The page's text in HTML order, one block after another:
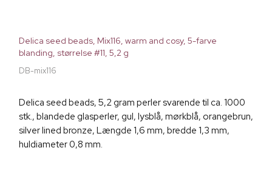
Delica seed beads, Mix116, warm and cosy, 5-farve
blanding, størrelse #11, 5,2 g
DB-mix116
Delica seed beads, 5,2 gram perler svarende til ca. 1000
stk., blandede glasperler, gul, lysblå, mørkblå, orangebrun,
silver lined bronze, Længde 1,6 mm, bredde 1,3 mm,
huldiameter 0,8 mm.